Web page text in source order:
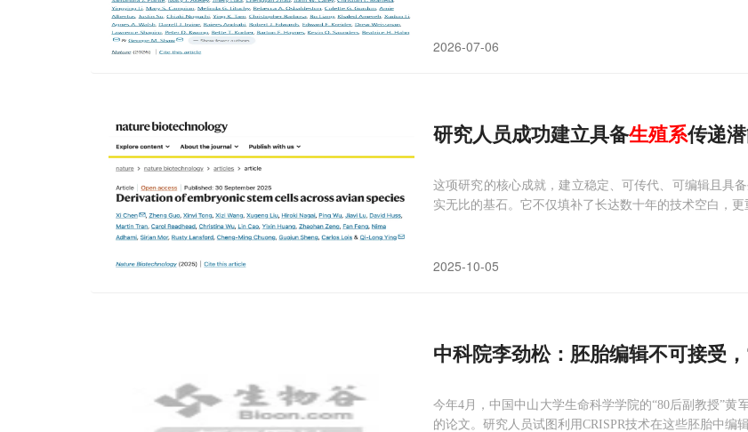
2026-07-06
研究人员成功建立具备生殖系传递
这项研究的核心成就，建立稳定、可传代、可编辑且具
实无比的基石。它不仅填补了长达数十年的技术空白，更
2025-10-05
中科院李劲松：胚胎编辑不可接受
今年4月，中国中山大学生命科学学院的“80后副教授”
的论文。研究人员试图利用CRISPR技术在这些胚胎中编